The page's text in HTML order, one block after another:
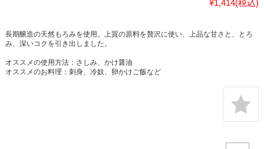
¥1,414(税込)
長期醸造の天然もろみを使用。上質の原料を贅沢に使い、上品な甘さと、とろ
み、深いコクを引き出しました。
オススメの使用方法：さしみ、かけ醤油
オススメのお料理：刺身、冷奴、卵かけご飯など